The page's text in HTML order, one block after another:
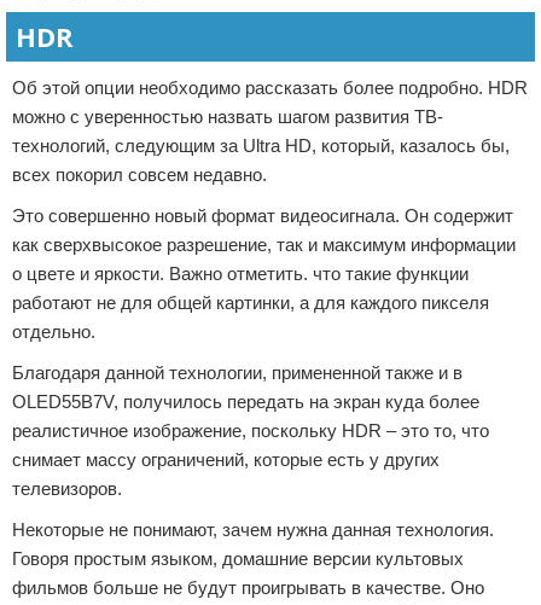
HDR
Об этой опции необходимо рассказать более подробно. HDR
можно с уверенностью назвать шагом развития ТВ-
технологий, следующим за Ultra HD, который, казалось бы,
всех покорил совсем недавно.
Это совершенно новый формат видеосигнала. Он содержит
как сверхвысокое разрешение, так и максимум информации
о цвете и яркости. Важно отметить. что такие функции
работают не для общей картинки, а для каждого пикселя
отдельно.
Благодаря данной технологии, примененной также и в
OLED55B7V, получилось передать на экран куда более
реалистичное изображение, поскольку HDR – это то, что
снимает массу ограничений, которые есть у других
телевизоров.
Некоторые не понимают, зачем нужна данная технология.
Говоря простым языком, домашние версии культовых
фильмов больше не будут проигрывать в качестве. Оно